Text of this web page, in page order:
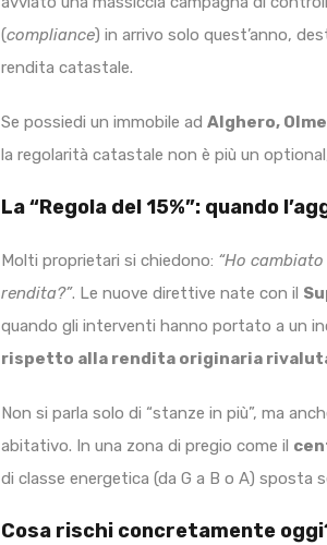
(compliance) in arrivo solo quest’anno,
rendita catastale.
Se possiedi un immobile ad Alghero,
la regolarità catastale non è più un
La “Regola del 15%”: quando
Molti proprietari si chiedono: “Ho
rendita?”. Le nuove direttive nate con il
quando gli interventi hanno portato a un
rispetto alla rendita originaria
Non si parla solo di “stanze in più”, ma
abitativo. In una zona di pregio come il
di classe energetica (da G a B o A) sposta
Cosa rischi concretamente